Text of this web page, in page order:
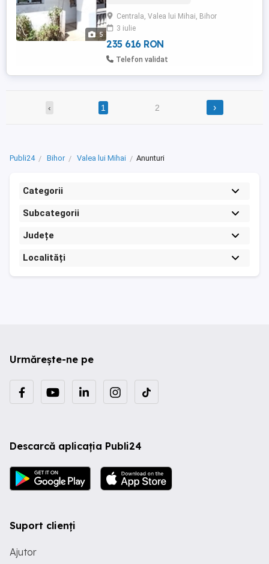
5
Geamurile și ușa de intrare sunt schimbate
cu termopan performat și jaluzele
electrice la dormitor. ...
Centrala, Valea lui Mihai, Bihor
3 iulie
235 616 RON
Telefon validat
‹ 1 2 ›
Publi24 Bihor Valea lui Mihai Anunturi
Categorii
Subcategorii
Județe
Localități
Urmărește-ne pe
Descarcă aplicația Publi24
Suport clienți
Ajutor